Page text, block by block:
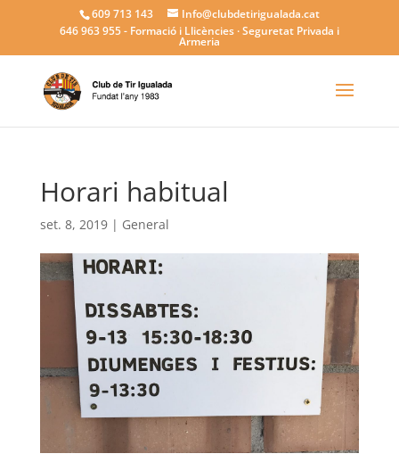
609 713 143
Info@clubdetirigualada.cat
646 963 955- Formació i Llicències · Seguretat Privada i
Armeria
Horari habitual
set. 8, 2019| General